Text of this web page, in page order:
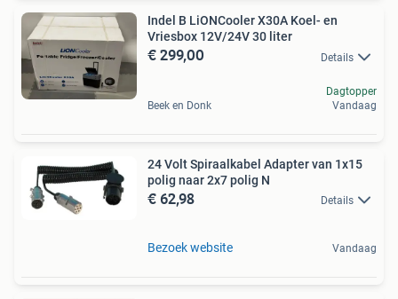
Indel B LiONCooler X30A Koel- en
Vriesbox 12V/24V 30 liter
€ 299,00 Details
Beek en Donk
Dagtopper
Vandaag
24 Volt Spiraalkabel Adapter van 1x15
polig naar 2x7 polig N
€ 62,98 Details
Bezoek website Vandaag